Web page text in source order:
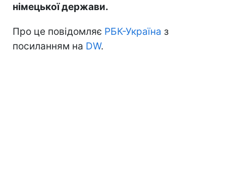
німецької держави.
Про це повідомляє РБК-Україна з
посиланням на DW.